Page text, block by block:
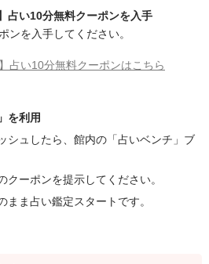
占い10分無料クーポンを入手
ンを入手してください。
占い10分無料クーポンはこちら
を利用
シュしたら、館内の「占いベンチ」ブ
ーポンを提示してください。
ま占い鑑定スタートです。